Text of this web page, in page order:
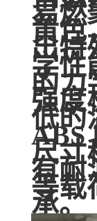
易燃
黄色
出特
学
的力
强度
低的
ABS
尺寸
有耐
等载
承。